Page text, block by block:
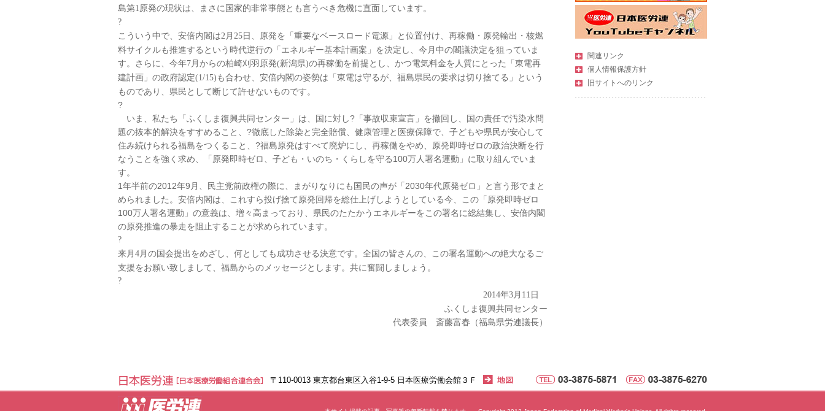
島第1 原発の現状は、まさに国家的非常事態とも言うべき危機に直面しています。
?
こういう中で、安倍内閣は2 月 25日、原発を「重要なベースロード電源」と位置付け、再稼働・原発輸出・核燃
料サイクルも推進するという時代逆行の「エネルギー基本計画案」を決定し、今月中の閣議決定を狙っていま
す。さらに、今年7 月からの柏崎刈羽原発(新潟県)の再稼働を前提とし、かつ電気料金を人質にとった「東電再
建計画」の政府認定(1/15) も合わせ、安倍内閣の姿勢は「東電は守るが、福島県民の要求は切り捨てる」という
ものであり、県民として断じて許せないものです。
?
いま、私たち「ふくしま復興共同センター」は、国に対し?「事故収束宣言」を撤回し、国の責任で汚染水問
題の抜本的解決をすすめること、?徹底した除染と完全賠償、健康管理と医療保障で、子どもや県民が安心して
住み続けられる福島をつくること、?福島原発はすべて廃炉にし、再稼働をやめ、原発即時ゼロの政治決断を行
なうことを強く求め、「原発即時ゼロ、子ども・いのち・くらしを守る100万人署名運動」に取り組んでいま
す。
1年半前の2012年9月、民主党前政権の際に、まがりなりにも国民の声が「2030年代原発ゼロ」と言う形でまと
められました。安倍内閣は、これすら投げ捨て原発回帰を総仕上げしようとしている今、この「原発即時ゼロ
100万人署名運動」の意義は、増々高まっており、県民のたたかうエネルギーをこの署名に総結集し、安倍内閣
の原発推進の暴走を阻止することが求められています。
?
来月 4 月の国会提出をめざし、何としても成功させる決意です。全国の皆さんの、この署名運動への絶大なるご
支援をお願い致しまして、福島からのメッセージとします。共に奮闘しましょう。
?
2014年3 月 11 日
ふくしま復興共同センター
代表委員 斎藤富春（福島県労連議長）
関連リンク
個人情報保護方針
旧サイトへのリンク
〒110-0013 東京都台東区入谷1-9-5 日本医療労働会館３Ｆ